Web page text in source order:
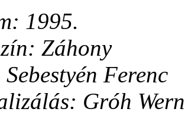
1995.
Záhony
Ferenc
Gróh